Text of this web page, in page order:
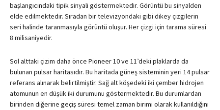
başlangıcındaki tipik sinyali göstermektedir. Görüntü bu sinyalden
elde edilmektedir. Sıradan bir televizyondaki gibi dikey çizgilerin
seri halinde taranmasıyla görüntü oluşur. Her çizgi için tarama süresi
8 milisaniyedir.
Sol alttaki çizim daha önce Pioneer 10 ve 11’deki plaklarda da
bulunan pulsar haritasıdır. Bu haritada güneş sisteminin yeri 14 pulsar
referans alınarak belirtilmiştir. Sağ alt köşedeki iki çember hidrojen
atomunun en düşük iki durumunu göstermektedir. Bu durumlardan
birinden diğerine geçiş süresi temel zaman birimi olarak kullanıldığını